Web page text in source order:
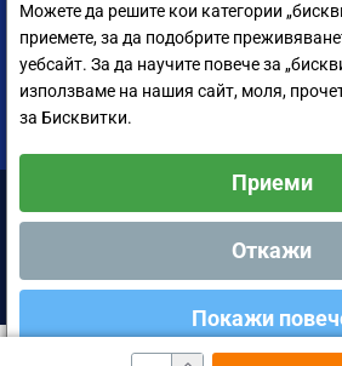
ФИРМЕН МАГАЗИН
гр. Силистра, ул. Петър
ЦЕНТРАЛЕН СКЛАД (СОФИЯ):
София 1528, ул. Мюнхен 14
Аквафор България ООД © 2011-2024
Можете да решите кои категории
приемете, за да подобрите
уебсайт. За да научите повече за
използваме на нашия сайт, моля,
за Бисквитки.
Приеми
Откажи
Покажи